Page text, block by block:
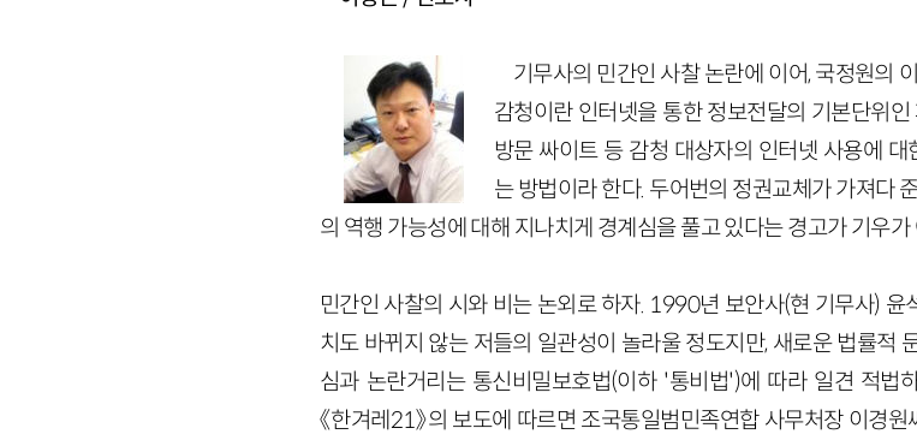
기무사의 민간인 사찰 논란에 이어, 국정원의
감청이란 인터넷을 통한 정보전달의 기본단위
방문 싸이트 등 감청 대상자의 인터넷 사용에
는 방법이라 한다. 두어번의 정권교체가 가져다
의 역행 가능성에 대해 지나치게 경계심을 풀고 있다는 경고가 기우
민간인 사찰의 시와 비는 논외로 하자. 1990년 보안사(현 기무사)
치도 바뀌지 않는 저들의 일관성이 놀라울 정도지만, 새로운 법률적
심과 논란거리는 통신비밀보호법(이하 '통비법')에 따라 일견 적법
《한겨레21》의 보도에 따르면 조국통일범민족연합 사무처장 이경